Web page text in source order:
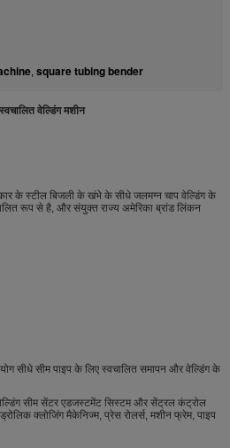
, square tubing bender
वेल्डिंग मशीन
के स्टील बिजली के खंभे के सीधे जलमग्न चाप वेल्डिंग के
रूप से है, और संयुक्त राज्य अमेरिका ब्रांड लिंकन
सीधे सीम पाइप के लिए स्वचालित समापन और वेल्डिंग के
सीम सेंटर एडजस्टमेंट सिस्टम और सेंट्रल कंट्रोल
क्लोजिंग मैकेनिज्म, प्रेस रोलर्स, मशीन फ्रेम, पाइप